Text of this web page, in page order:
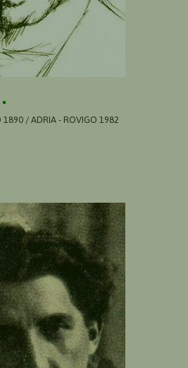
1890 / ADRIA - ROVIGO 1982